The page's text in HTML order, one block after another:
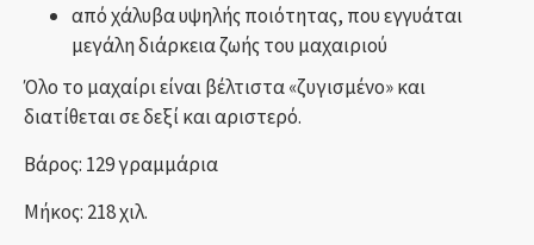
από χάλυβα υψηλής ποιότητας, που εγγυάται
μεγάλη διάρκεια ζωής του μαχαιριού
Όλο το μαχαίρι είναι βέλτιστα «ζυγισμένο» και
διατίθεται σε δεξί και αριστερό.
Βάρος: 129 γραμμάρια
Μήκος: 218 χιλ.